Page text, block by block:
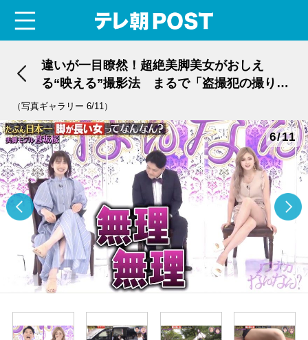
違いが一目瞭然！超絶美脚美女がおしえ
る“映える”撮影法 まるで「盗撮犯の撮り
方」
（写真ギャラリー 6/11）
6/11